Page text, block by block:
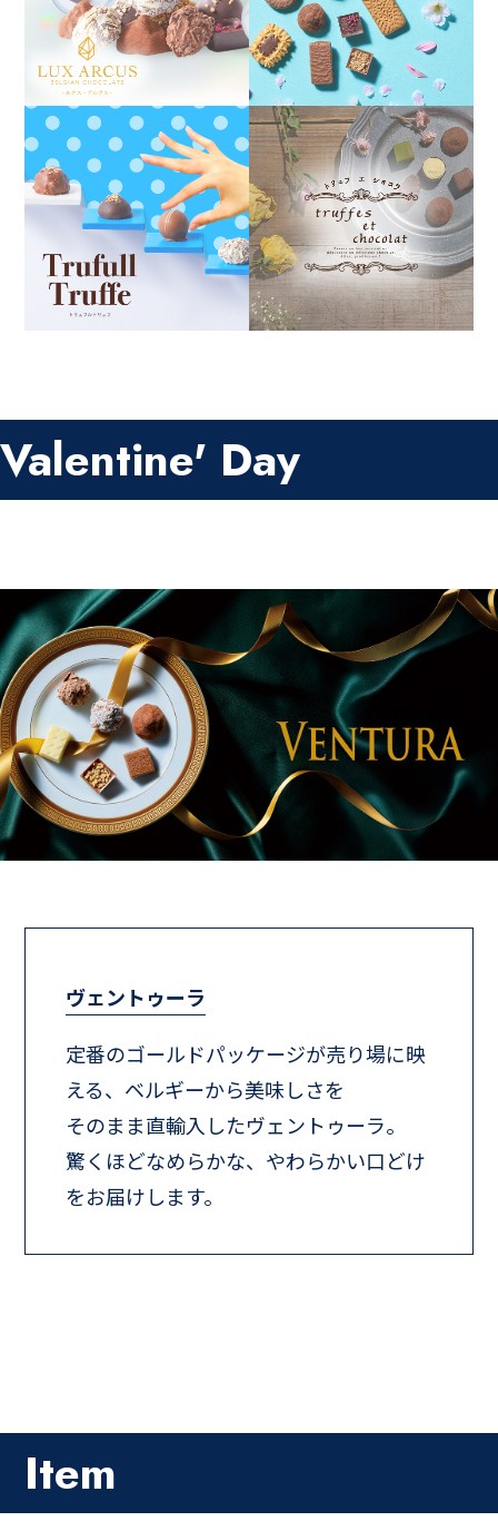
Valentine' Day
ヴェントゥーラ
定番のゴールドパッケージが売り場に映
える、ベルギーから美味しさを
そのまま直輸入したヴェントゥーラ。
驚くほどなめらかな、やわらかい口どけ
をお届けします。
Item